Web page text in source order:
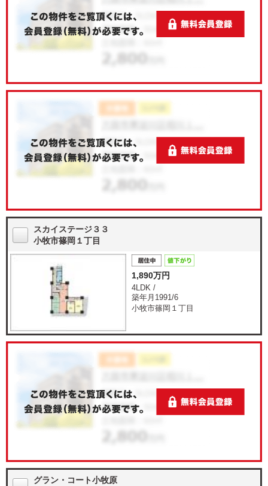
スカイステージ３３
小牧市篠岡１丁目
1,890万円
4LDK /
築年月1991/6
小牧市篠岡１丁目
グラン・コート小牧原